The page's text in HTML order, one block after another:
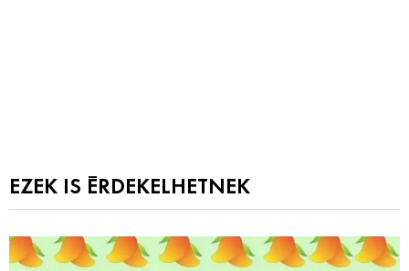
EZEK IS ÉRDEKELHETNEK